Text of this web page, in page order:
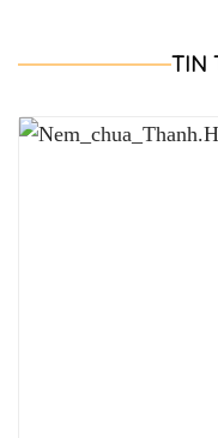
TIN